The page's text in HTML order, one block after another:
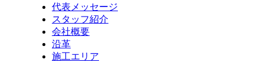
代表メッセージ
スタッフ紹介
会社概要
沿革
施工エリア